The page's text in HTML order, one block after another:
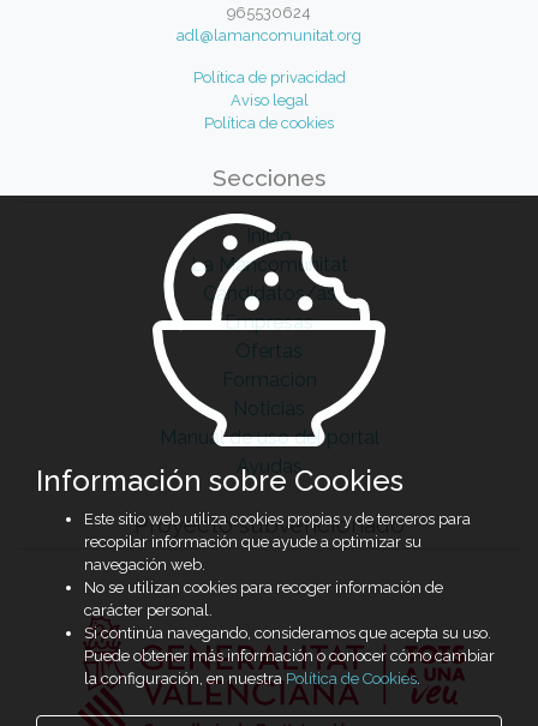
965530624
adl@lamancomunitat.org
Política de privacidad
Aviso legal
Política de cookies
Secciones
Inicio
La Mancomunitat
Candidatos/as
Empresas
Ofertas
Formación
Noticias
Manual de uso del portal
Ayudas
Proyecto subvencionado
Información sobre Cookies
Este sitio web utiliza cookies propias y de terceros para
recopilar información que ayude a optimizar su
navegación web.
No se utilizan cookies para recoger información de
carácter personal.
Si continúa navegando, consideramos que acepta su uso.
Puede obtener más información o conocer cómo cambiar
la configuración, en nuestra Política de Cookies.